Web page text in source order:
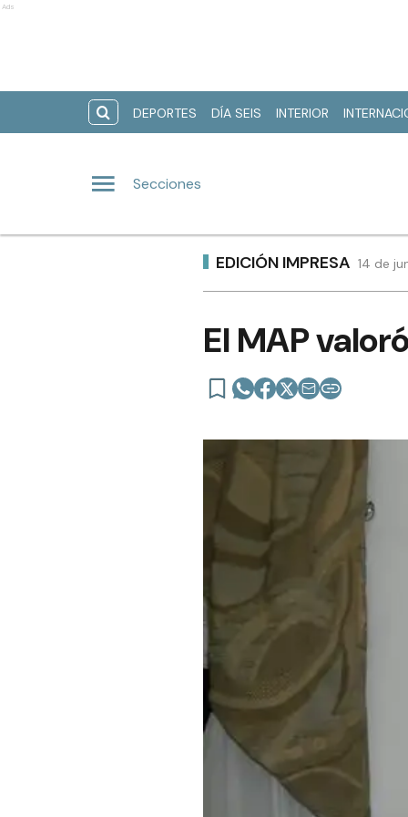
Ads
DEPORTES DÍA SEIS INTERIOR
Secciones
EDICIÓN IMPRESA 14 de
El MAP